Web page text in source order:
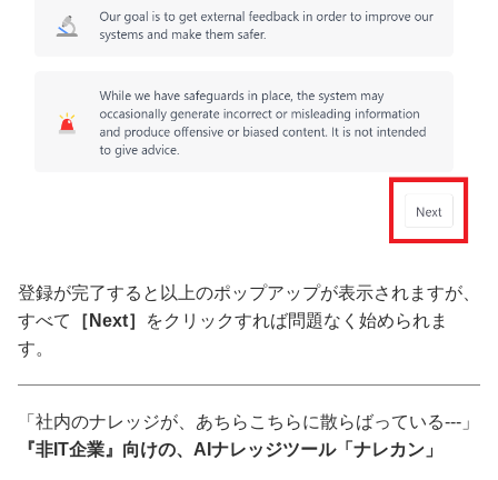
登録が完了すると以上のポップアップが表示されますが、
すべて
［Next］
をクリックすれば問題なく始められま
す。
「社内のナレッジが、あちらこちらに散らばっている---」
『非IT企業』向けの、AIナレッジツール「ナレカン」